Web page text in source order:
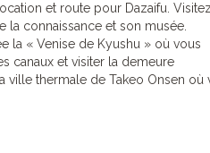
et route pour Dazaifu.
la connaissance et son musée.
la « Venise de Kyushu » où vous
canaux et visiter la demeure
ville thermale de Takeo Onsen où